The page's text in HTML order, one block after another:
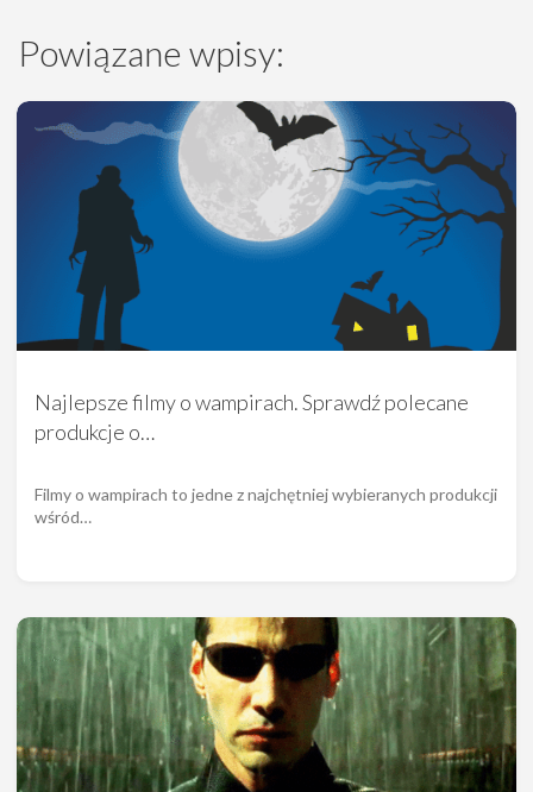
Powiązane wpisy:
Najlepsze filmy o wampirach. Sprawdź polecane
produkcje o…
Filmy o wampirach to jedne z najchętniej wybieranych produkcji
wśród…